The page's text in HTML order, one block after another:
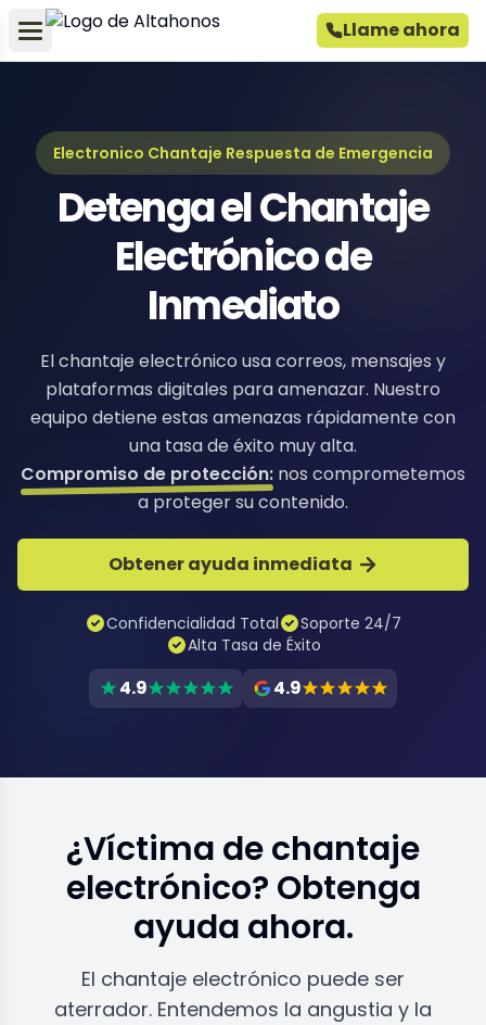
Llame ahora
Electronico Chantaje Respuesta de Emergencia
Detenga el Chantaje
Electrónico de
Inmediato
El chantaje electrónico usa correos, mensajes y
plataformas digitales para amenazar. Nuestro
equipo detiene estas amenazas rápidamente con
una tasa de éxito muy alta.
Compromiso de protección: nos comprometemos
a proteger su contenido.
Obtener ayuda inmediata
Confidencialidad Total
Soporte 24/7
Alta Tasa de Éxito
4.9 4.9
¿Víctima de chantaje
electrónico? Obtenga
ayuda ahora.
El chantaje electrónico puede ser
aterrador. Entendemos la angustia y la